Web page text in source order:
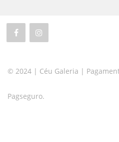
© 2024 | Céu Galeria |
Pagseguro.